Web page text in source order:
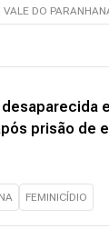
VALE DO
prisão de
FEMINICÍDIO